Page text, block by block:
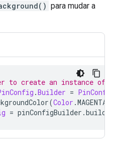
para mudar a
to create an instance of
.Builder =
(Color .MAGENTA
= pinConfigBuilder .build